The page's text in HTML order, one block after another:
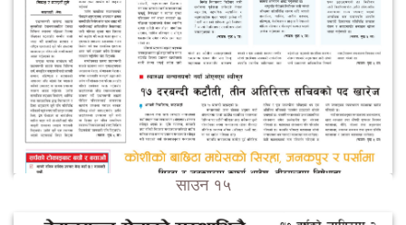
साउन १५